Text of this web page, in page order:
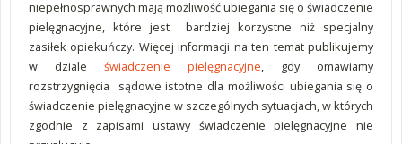
niepełnosprawnych mają możliwość ubiegania się o świadczenie
pielęgnacyjne, które jest bardziej korzystne niż specjalny
zasiłek opiekuńczy. Więcej informacji na ten temat publikujemy
w dziale świadczenie pielęgnacyjne, gdy omawiamy
rozstrzygnięcia sądowe istotne dla możliwości ubiegania się o
świadczenie pielęgnacyjne w szczególnych sytuacjach, w których
zgodnie z zapisami ustawy świadczenie pielęgnacyjne nie